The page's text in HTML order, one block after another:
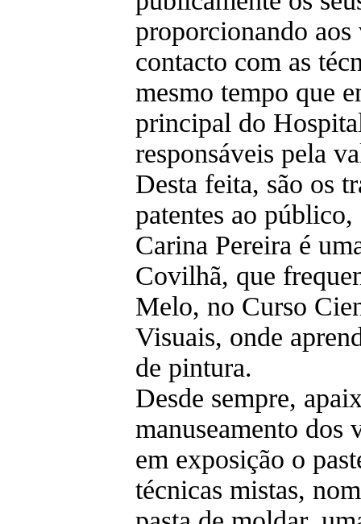
proporcionando
contacto com as
mesmo tempo que
principal do
responsáveis pela
Desta feita, são os
patentes ao
Carina Pereira é
Covilhã, que
Melo, no Curso
Visuais, onde
de pintura.
Desde sempre,
manuseamento dos
em exposição o
técnicas mistas,